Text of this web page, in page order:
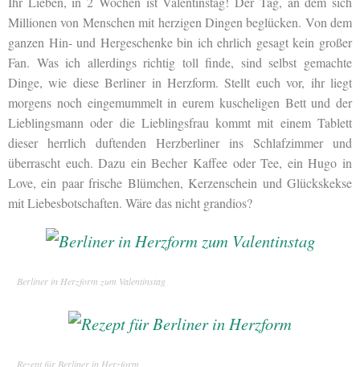
Millionen von Menschen mit herzigen Dingen beglücken. Von dem
ganzen Hin- und Hergeschenke bin ich ehrlich gesagt kein großer
Fan. Was ich allerdings richtig toll finde, sind selbst gemachte
Dinge, wie diese Berliner in Herzform. Stellt euch vor, ihr liegt
morgens noch eingemummelt in eurem kuscheligen Bett und der
Lieblingsmann oder die Lieblingsfrau kommt mit einem Tablett
dieser herrlich duftenden Herzberliner ins Schlafzimmer und
überrascht euch. Dazu ein Becher Kaffee oder Tee, ein Hugo in
Love, ein paar frische Blümchen, Kerzenschein und Glückskekse
mit Liebesbotschaften. Wäre das nicht grandios?
Berliner in Herzform zum Valentinstag
Rezept für Berliner in Herzform